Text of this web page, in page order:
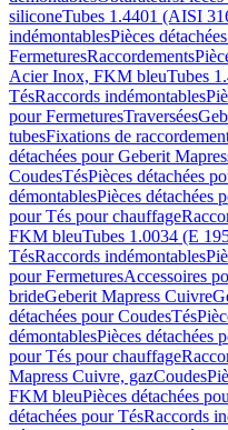
siliconeTubes 1.4401 (AISI
indémontablesPièces
FermeturesRaccordements
Acier Inox, FKM bleuTubes
TésRaccords indémontables
pour FermeturesTraversées
tubesFixations de
détachées pour Geberit
CoudesTésPièces détachées
démontablesPièces détachées
pour Tés pour chauffage
FKM bleuTubes 1.0034 (E
TésRaccords indémontables
pour FermeturesAccessoires
brideGeberit Mapress Cuivre
détachées pour CoudesTés
démontablesPièces détachées
pour Tés pour chauffage
Mapress Cuivre, gazCoudes
FKM bleuPièces détachées
détachées pour TésRaccords